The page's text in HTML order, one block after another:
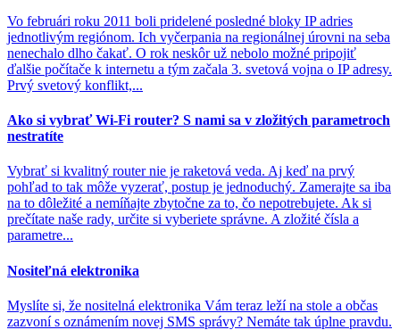
Vo februári roku 2011 boli pridelené posledné bloky IP adries
jednotlivým regiónom. Ich vyčerpania na regionálnej úrovni na seba
nenechalo dlho čakať. O rok neskôr už nebolo možné pripojiť
ďalšie počítače k internetu a tým začala 3. svetová vojna o IP adresy.
Prvý svetový konflikt,...
Ako si vybrať Wi-Fi router? S nami sa v zložitých parametroch
nestratíte
Vybrať si kvalitný router nie je raketová veda. Aj keď na prvý
pohľad to tak môže vyzerať, postup je jednoduchý. Zamerajte sa iba
na to dôležité a nemíňajte zbytočne za to, čo nepotrebujete. Ak si
prečítate naše rady, určite si vyberiete správne. A zložité čísla a
parametre...
Nositeľná elektronika
Myslíte si, že nositelná elektronika Vám teraz leží na stole a občas
zazvoní s oznámením novej SMS správy? Nemáte tak úplne pravdu.